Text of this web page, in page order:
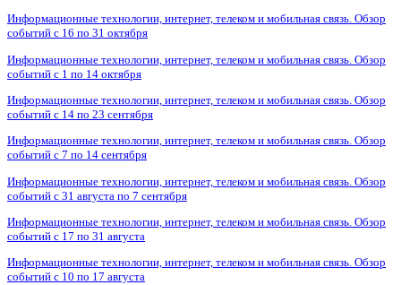
Информационные технологии, интернет, телеком и мобильная связь. Обзор
событий с 16 по 31 октября
Информационные технологии, интернет, телеком и мобильная связь. Обзор
событий с 1 по 14 октября
Информационные технологии, интернет, телеком и мобильная связь. Обзор
событий с 14 по 23 сентября
Информационные технологии, интернет, телеком и мобильная связь. Обзор
событий с 7 по 14 сентября
Информационные технологии, интернет, телеком и мобильная связь. Обзор
событий с 31 августа по 7 сентября
Информационные технологии, интернет, телеком и мобильная связь. Обзор
событий с 17 по 31 августа
Информационные технологии, интернет, телеком и мобильная связь. Обзор
событий с 10 по 17 августа